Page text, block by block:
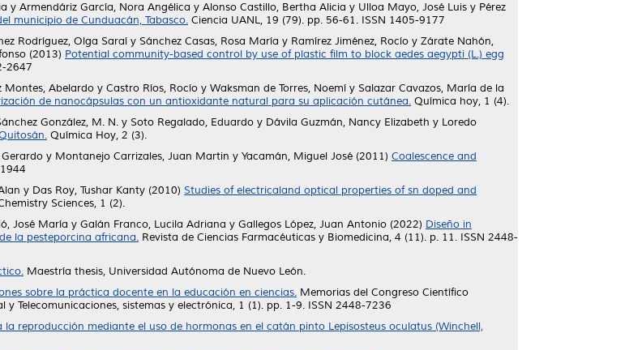
y Armendáriz García, Nora Angélica y Alonso Castillo, Bertha Alicia y Ulloa Mayo, José Luis y Pérez
municipio de Cunduacán, Tabasco. Ciencia UANL, 19 (79). pp. 56-61. ISSN 1405-9177
Rodríguez, Olga Saraí y Sánchez Casas, Rosa María y Ramírez Jiménez, Rocío y Zárate Nahón,
(2013) Potential community-based control by use of plastic film to block aedes aegypti (L.) egg
2647
Montes, Abelardo y Castro Ríos, Rocío y Waksman de Torres, Noemí y Salazar Cavazos, María de la
de nanocápsulas con un antioxidante natural para su aplicación cutánea. Química hoy, 1 (4).
González, M. N. y Soto Regalado, Eduardo y Dávila Guzmán, Nancy Elizabeth y Loredo
Química Hoy, 2 (3).
Gerardo y Montanejo Carrizales, Juan Martin y Yacamán, Miguel José (2011) Coalescence and
y Das Roy, Tushar Kanty (2010) Studies of electricaland optical properties of sn doped and
Sciences, 1 (2).
José María y Galán Franco, Lucila Adriana y Gallegos López, Juan Antonio (2022) Diseño in
la pesteporcina africana. Revista de Ciencias Farmacéuticas y Biomedicina, 4 (11). p. 11. ISSN 2448-
Maestría thesis, Universidad Autónoma de Nuevo León.
sobre la práctica docente en la educación en ciencias. Memorias del Congreso Científico
Telecomunicaciones, sistemas y electrónica, 1 (1). pp. 1-9. ISSN 2448-7236
reproducción mediante el uso de hormonas en el catán pinto Lepisosteus oculatus (Winchell,